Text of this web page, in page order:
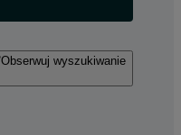
Obserwuj wyszukiwanie